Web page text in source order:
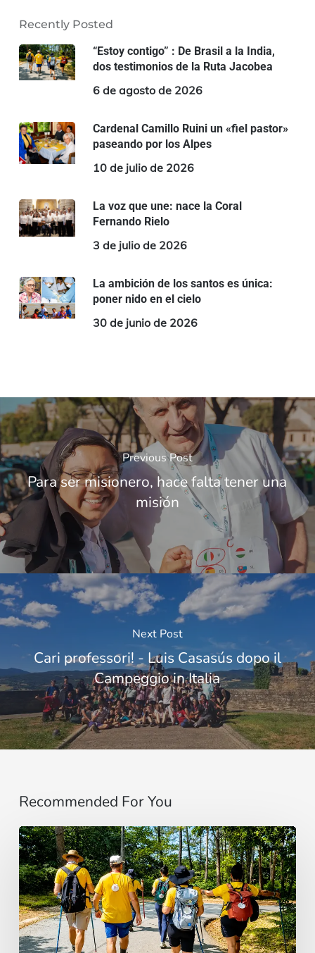
Recently Posted
“Estoy contigo” : De Brasil a la India,
dos testimonios de la Ruta Jacobea
6 de agosto de 2026
Cardenal Camillo Ruini un «fiel pastor»
paseando por los Alpes
10 de julio de 2026
La voz que une: nace la Coral
Fernando Rielo
3 de julio de 2026
La ambición de los santos es única:
poner nido en el cielo
30 de junio de 2026
Previous Post
Para ser misionero, hace falta tener una
misión
Next Post
Cari professori! - Luis Casasús dopo il
Campeggio in Italia
Recommended For You
“Estoy
contigo”
:
De
Brasil
a